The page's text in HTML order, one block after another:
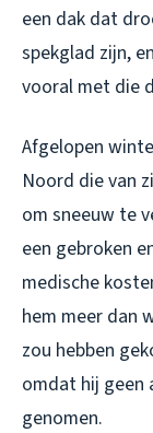
een dak dat
spekglad zijn,
vooral met die
Afgelopen
Noord die van
om sneeuw te
een gebroken
medische
hem meer dan
zou hebben
omdat hij geen
genomen.